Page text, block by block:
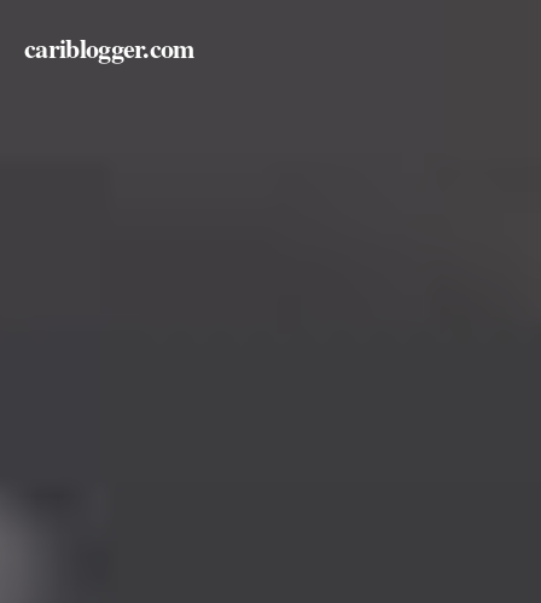
cariblogger.com